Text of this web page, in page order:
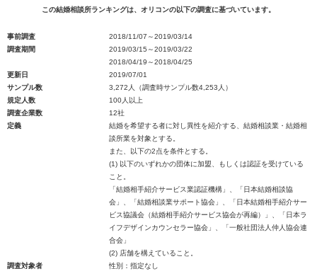
この結婚相談所ランキングは、オリコンの以下の調査に基づいています。
事前調査
2018/11/07～2019/03/14
調査期間
2019/03/15～2019/03/22
2018/04/19～2018/04/25
更新日
2019/07/01
サンプル数
3,272人（調査時サンプル数4,253人）
規定人数
100人以上
調査企業数
12社
定義
結婚を希望する者に対し異性を紹介する、結婚相談業・結婚相
談所業を対象とする。
また、以下の2点を条件とする。
(1) 以下のいずれかの団体に加盟、もしくは認証を受けている
こと。
「結婚相手紹介サービス業認証機構」、「日本結婚相談協
会」、「結婚相談業サポート協会」、「日本結婚相手紹介サー
ビス協議会（結婚相手紹介サービス協会が再編）」、「日本ラ
イフデザインカウンセラー協会」、「一般社団法人仲人協会連
合会」
(2) 店舗を構えていること。
調査対象者
性別：指定なし